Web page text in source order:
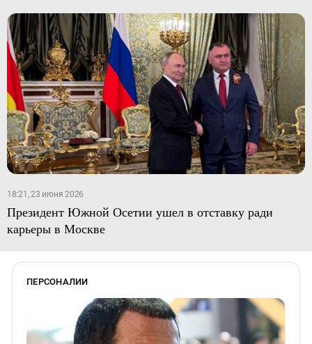
18:21, 23 июня 2026
Президент Южной Осетии ушел в отставку ради
карьеры в Москве
ПЕРСОНАЛИИ